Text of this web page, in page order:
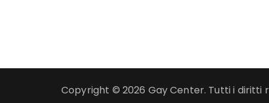
Copyright © 2026 Gay Center. Tutti i diritti